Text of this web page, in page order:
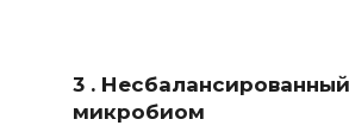
3 . Несбалансированный
микробиом